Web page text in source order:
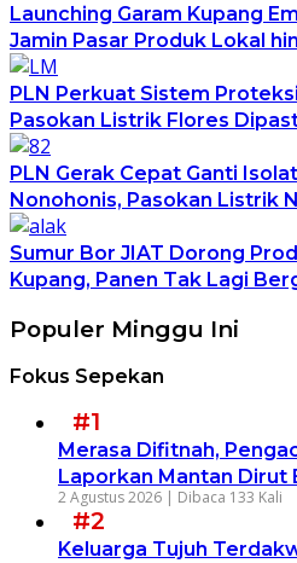
Launching Garam Kupang
Jamin Pasar Produk Lokal
PLN Perkuat Sistem
Pasokan Listrik Flores
PLN Gerak Cepat Ganti
Nonohonis, Pasokan Listrik
Sumur Bor JIAT Dorong
Kupang, Panen Tak Lagi
Populer Minggu Ini
Fokus Sepekan
#1
Merasa Difitnah,
Laporkan Mantan Dirut
2 Agustus 2026 | Dibaca 133 Kali
#2
Keluarga Tujuh